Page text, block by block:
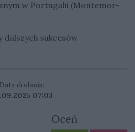
w Portugalii (Montemor-
dalszych sukcesów
Data dodania:
07:03
Oceń